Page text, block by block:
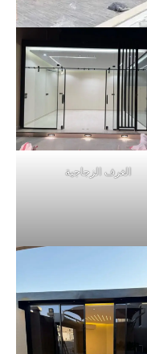
الغرف الزجاجية